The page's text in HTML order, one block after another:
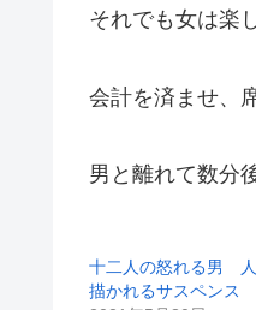
それでも女は楽
会計を済ませ、
男と離れて数分
十二人の怒れる男
描かれるサスペンス